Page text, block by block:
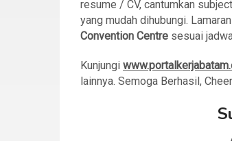
resume / CV, cantumkan
yang mudah dihubungi.
Convention Centre sesuai
Kunjungi
lainnya. Semoga Berhasil,